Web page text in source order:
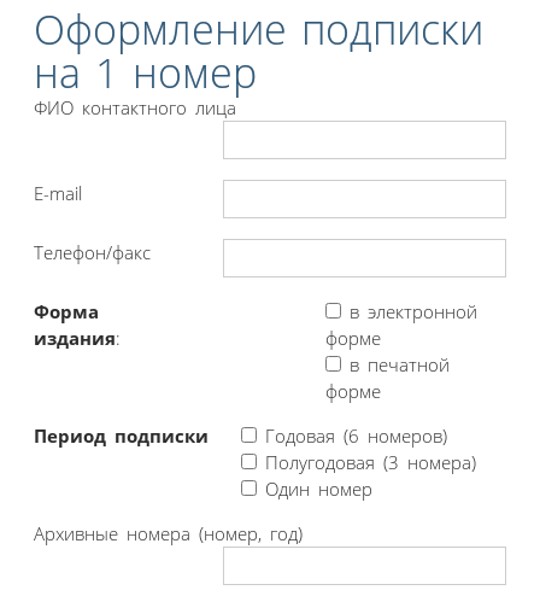
Оформление подписки
на 1 номер
ФИО контактного лица
E-mail
Телефон/факс
Форма
издания:
в электронной
форме
в печатной
форме
Период подписки
Годовая (6 номеров)
Полугодовая (3 номера)
Один номер
Архивные номера (номер, год)